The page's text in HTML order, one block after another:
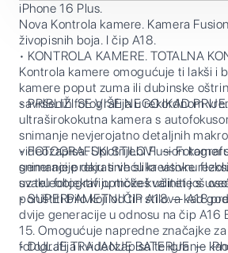
iPhone 16 Plus.
Nova Kontrola kamere. Kamera
živopisnih boja. I čip A18.
• KONTROLA KAMERE. TOTALNA
Kontrola kamere omogućuje ti lakši i
kamere poput zuma ili dubinske
savršenih fotografija u rekordnom
• PRIBLIŽI SE VIŠE NEGO IKAD
ultraširokokutna kamera s
snimanje nevjerojatno detaljnih
videozapisa. Upotrijebi Fusion
snimanje prekrasnih slika visoke
uz teleobjektiv optičke kvalitete s
• FOTOGRAFSKI STILOVI. —
generacije daju ti veću kreativnu
svaku fotografiju možeš učiniti još
poništiti bilo koji od tih stilova kad
• SUPERPAMETNI ČIP A18. — A18
dvije generacije u odnosu na čip A16
15. Omogućuje napredne značajke
fotografija i videozapisa te igranje
• DULJE TRAJANJE BATERIJE. —